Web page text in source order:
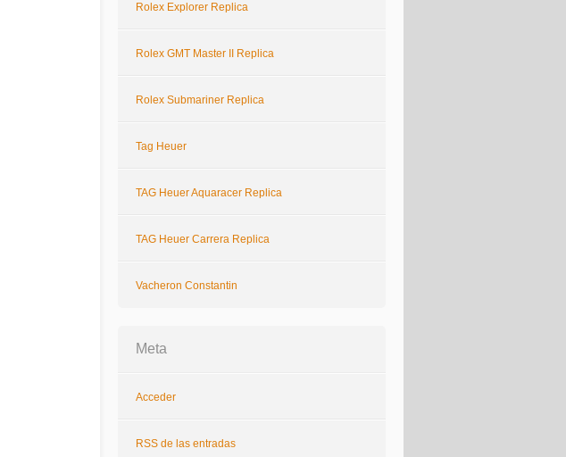
Rolex Explorer Replica
Rolex GMT Master II Replica
Rolex Submariner Replica
Tag Heuer
TAG Heuer Aquaracer Replica
TAG Heuer Carrera Replica
Vacheron Constantin
Meta
Acceder
RSS de las entradas